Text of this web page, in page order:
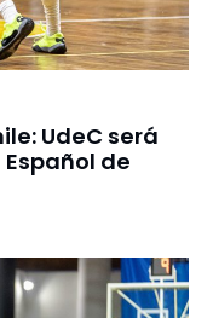
UdeC será
de